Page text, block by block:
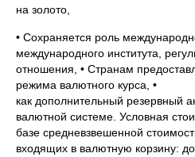
на золото,
• Сохраняется роль
международного института,
отношения, • Странам
режима валютного курса, •
как дополнительный резервный
валютной системе. Условная
базе средневзвешенной
входящих в валютную корзину: